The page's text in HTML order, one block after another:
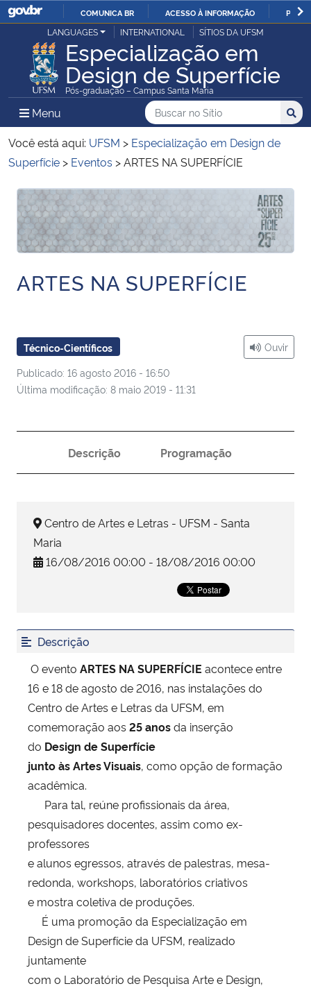
IR
PARA
O
CONTEÚDO
COMUNICA BR ACESSO À INFORMAÇÃO
Ministério da Justiça e Segurança Pública
Ministério da Defesa
Ministério das Relações Exteriores
Ministério da Infraestrutura
Ministério da Agricultura, Pecuária e Abastecimento
Ministério da Educação
Ministério da Saúde
Ministério de Minas e Energia
Ministério da Ciência, Tecnologia, Inovações e Comunicações
Ministério do Desenvolvimento Regional
Secretaria de Governo
Gabinete de Segurança Institucional
Advocacia-Geral da União
Banco Central do Brasil
LANGUAGES INTERNATIONAL SÍTIOS DA UFSM
Especialização em
Design de Superfície
Pós-graduação – Campus Santa Maria
Menu Menu Principal do Sítio
Busca
Buscar no no Sítio
Busca:
Você está aqui: UFSM > Especialização em Design de
Superfície > Eventos >ARTES NA SUPERFÍCIE
Início do conteúdo
Início do conteúdo
ARTES NA SUPERFÍCIE
Técnico-Científicos
Publicado: 16 agosto 2016 - 16:50
Última modificação: 8 maio 2019 - 11:31
Ouvir
Descrição Programação
Centro de Artes e Letras - UFSM - Santa
Maria
16/08/2016 00:00 - 18/08/2016 00:00
Descrição
O evento ARTES NA SUPERFÍCIE acontece entre
16 e 18 de agosto de 2016, nas instalações do
Centro de Artes e Letras da UFSM, em
comemoração aos 25 anosda inserção
do Design de Superfície
junto às Artes Visuais, como opção de formação
acadêmica.
Para tal, reúne profissionais da área,
pesquisadores docentes, assim como ex-
professores
e alunos egressos, através de palestras, mesa-
redonda, workshops, laboratórios criativos
e mostra coletiva de produções.
É uma promoção da Especialização em
Design de Superfície da UFSM, realizado
juntamente
com o Laboratório de Pesquisa Arte e Design,